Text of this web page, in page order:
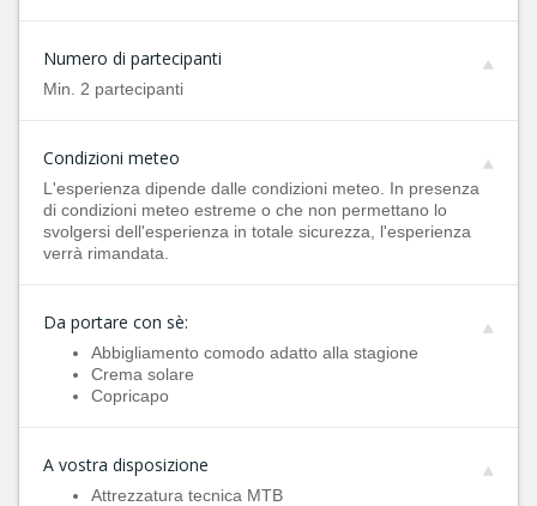
Numero di partecipanti
Min. 2 partecipanti
Condizioni meteo
L'esperienza dipende dalle condizioni meteo. In presenza
di condizioni meteo estreme o che non permettano lo
svolgersi dell'esperienza in totale sicurezza, l'esperienza
verrà rimandata.
Da portare con sè:
Abbigliamento comodo adatto alla stagione
Crema solare
Copricapo
A vostra disposizione
Attrezzatura tecnica MTB